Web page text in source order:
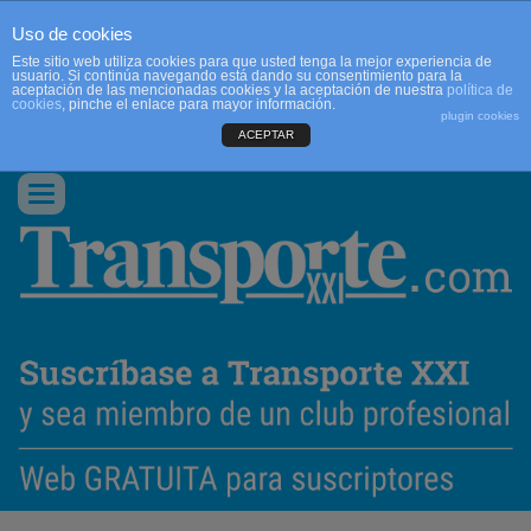
CONTACTO
Conmutar
navegación
Uso de cookies
Este sitio web utiliza cookies para que usted tenga la mejor experiencia de
usuario. Si continúa navegando está dando su consentimiento para la
aceptación de las mencionadas cookies y la aceptación de nuestra política de
cookies, pinche el enlace para mayor información.
plugin cookies
ACEPTAR